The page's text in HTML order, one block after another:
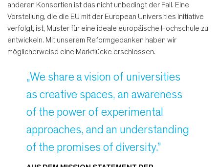
anderen Konsortien ist das nicht unbedingt der Fall. Eine
Vorstellung, die die EU mit der European Universities Initiative
verfolgt, ist, Muster für eine ideale europäische Hochschule zu
entwickeln. Mit unserem Reformgedanken haben wir
möglicherweise eine Marktlücke erschlossen.
„We share a vision of universities
as creative spaces, an awareness
of the power of experimental
approaches, and an understanding
of the promises of diversity.”